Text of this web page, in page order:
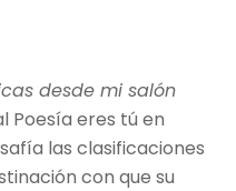
desde mi salón
Poesía eres tú en
las clasificaciones
con que su